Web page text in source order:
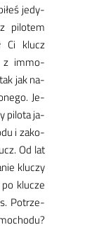
je­dy­
pi­lo­tem
Ci klucz
z im­mo­
jak na­
Je­
pi­lo­ta ja­
i za­ko­
Od lat
klu­czy
klu­cze
Po­trze­